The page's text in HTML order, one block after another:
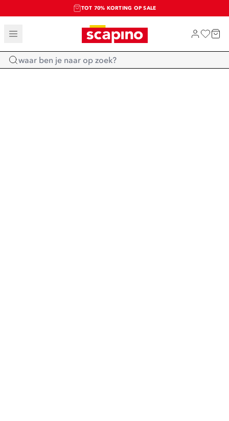
TOT 70% KORTING OP SALE
SALE: LAATSTE KANS!
SHOP NIEUW
Home